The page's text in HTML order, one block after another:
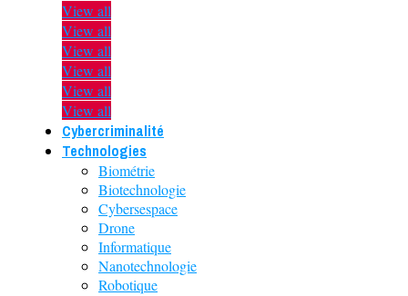
View all
View all
View all
View all
View all
View all
Cybercriminalité
Technologies
Biométrie
Biotechnologie
Cybersespace
Drone
Informatique
Nanotechnologie
Robotique